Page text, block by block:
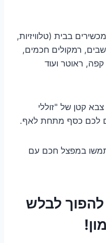
בבית (טלוויזיות,
רמקולים חכמים,
קפה, ראוטר ועוד
קטן של "זוללי
במפצל חכם עם
להפוך לבלש